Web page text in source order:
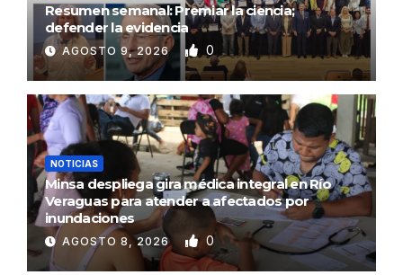
Resumen semanal: Premiar la ciencia;
defender la evidencia
AGOSTO 9, 2026 0
NOTICIAS
Minsa despliega gira médica integral en Río
Veraguas para atender a afectados por
inundaciones
AGOSTO 8, 2026 0